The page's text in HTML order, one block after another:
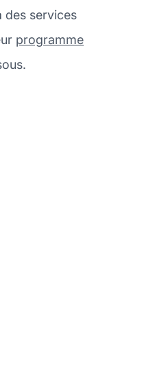
des services
programme